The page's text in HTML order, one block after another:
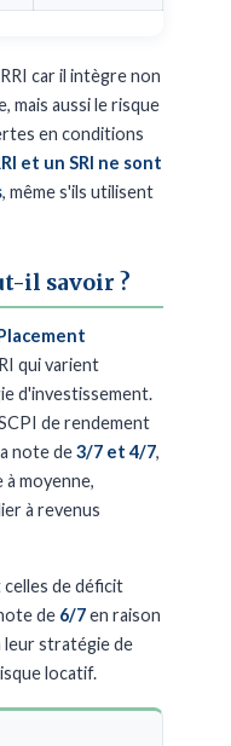
car il intègre non
mais aussi le risque
en conditions
et un SRI ne sont
, même s'ils utilisent
il savoir ?
qui varient
d'investissement.
de rendement
note de3/7 et 4/7,
moyenne,
à revenus
de déficit
de 6/7en raison
leur stratégie de
locatif.